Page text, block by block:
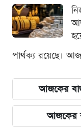
পার্থক্য রয়েছে।
আজকের
আজকের